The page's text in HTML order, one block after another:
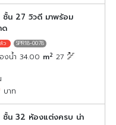
ชั้น 27 วิวดี มาพร้อม
ด
SPR18-0078
งน้ำ 34.00 m2 27
บาท
ชั้น 32 ห้องแต่งครบ น่า